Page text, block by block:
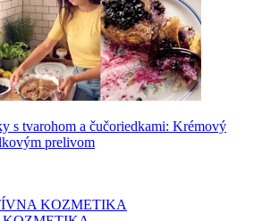
s tvarohom a čučoriedkami: Krémový
prelivom
KOZMETIKA